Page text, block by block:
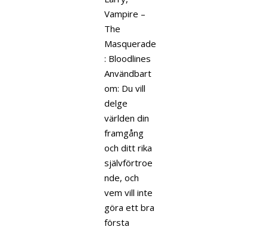
Vampire –
The
Masquerade
: Bloodlines
Användbart
om: Du vill
delge
världen din
framgång
och ditt rika
självförtroe
nde, och
vem vill inte
göra ett bra
första